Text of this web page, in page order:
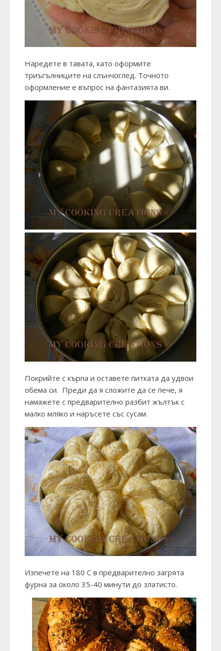
Наредете в тавата, като оформите
триъгълниците на слънчоглед. Точното
оформление е въпрос на фантазията ви.
Покрийте с кърпа и оставете питката да удвои
обема си. Преди да я сложите да се пече, я
намажете с предварително разбит жълтък с
малко мляко и наръсете със сусам.
Изпечете на 180 С в предварително загрята
фурна за около 35-40 минути до златисто.